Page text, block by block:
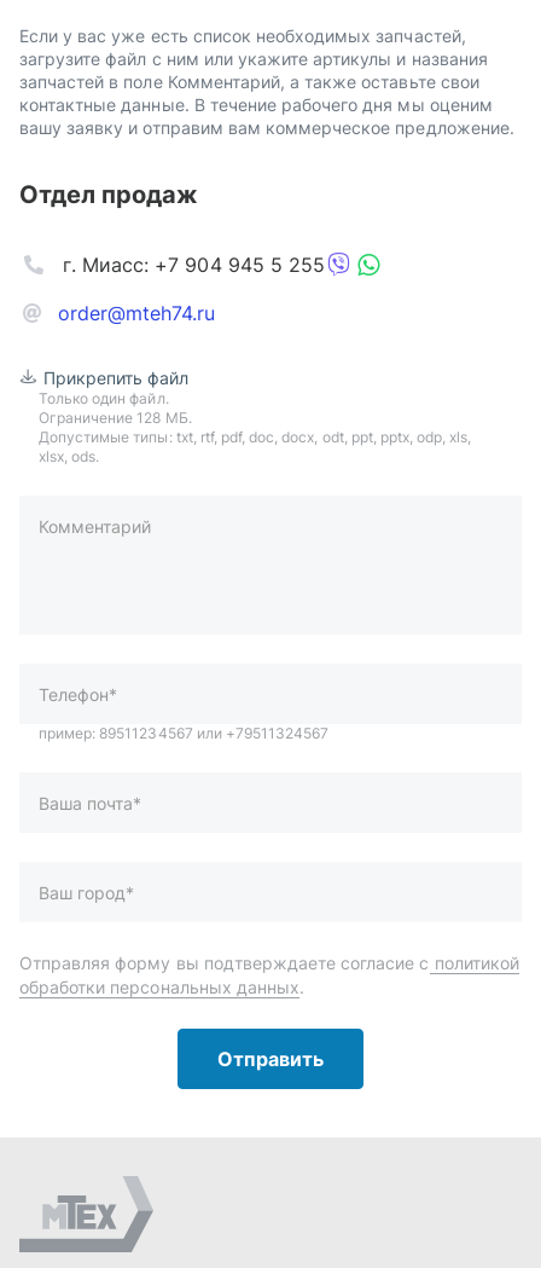
Если у вас уже есть список необходимых запчастей,
загрузите файл с ним или укажите артикулы и названия
запчастей в поле Комментарий, а также оставьте свои
контактные данные. В течение рабочего дня мы оценим
вашу заявку и отправим вам коммерческое предложение.
Отдел продаж
order@mteh74.ru
г. Миасс: +7 904 945 5 255
Прикрепить файл
Только один файл.
Ограничение 128 МБ.
Допустимые типы: txt, rtf, pdf, doc, docx, odt, ppt, pptx, odp, xls,
xlsx, ods.
Комментарий
пример: 89511234567 или +79511324567
Отправить
Автозапчасти и комплектующие
Масла и автохимия
Спецпредложения